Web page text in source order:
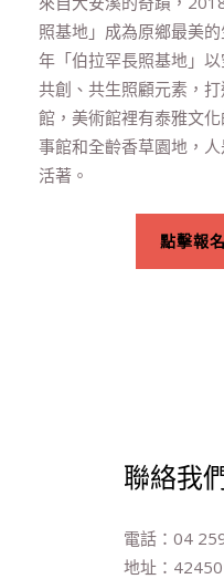
照基地」成為原鄉最美
年「伯拉罕長照基地」
共創、共生照顧元素，
館，美術館裡有泰雅文
事館和全齡香草園地，
活著。
點擊報名
聯絡我
電話：04
地址：